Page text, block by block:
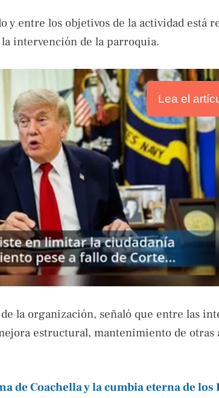
y entre los objetivos de la actividad está
intervención de la parroquia.
Lea el
la organización, señaló que entre las
estructural, mantenimiento de otras
de Coachella y la cumbia eterna de los